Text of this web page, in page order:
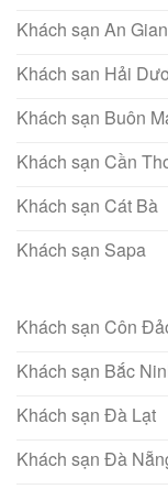
Khách sạn An
Khách san Hải
Khách sạn Buôn
Khách sạn Cần
Khách sạn Cát Bà
Khách sạn Sapa
Khách sạn Côn
Khách sạn Bắc
Khách sạn Đà Lạt
Khách sạn Đà